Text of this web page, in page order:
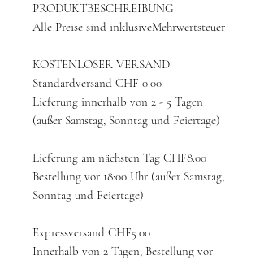
PRODUKTBESCHREIBUNG
Alle Preise sind inklusiveMehrwertsteuer
KOSTENLOSER VERSAND
Standardversand CHF 0.00
Lieferung innerhalb von 2 - 5 Tagen
(außer Samstag, Sonntag und Feiertage)
Lieferung am nächsten Tag CHF8.00
Bestellung vor 18:00 Uhr (außer Samstag,
Sonntag und Feiertage)
Expressversand CHF5.00
Innerhalb von 2 Tagen, Bestellung vor